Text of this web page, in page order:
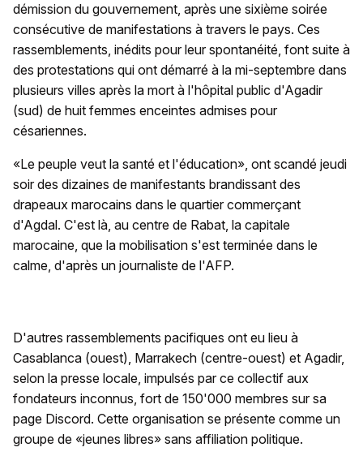
démission du gouvernement, après une sixième soirée
consécutive de manifestations à travers le pays. Ces
rassemblements, inédits pour leur spontanéité, font suite à
des protestations qui ont démarré à la mi-septembre dans
plusieurs villes après la mort à l'hôpital public d'Agadir
(sud) de huit femmes enceintes admises pour
césariennes.
«Le peuple veut la santé et l'éducation», ont scandé jeudi
soir des dizaines de manifestants brandissant des
drapeaux marocains dans le quartier commerçant
d'Agdal. C'est là, au centre de Rabat, la capitale
marocaine, que la mobilisation s'est terminée dans le
calme, d'après un journaliste de l'AFP.
D'autres rassemblements pacifiques ont eu lieu à
Casablanca (ouest), Marrakech (centre-ouest) et Agadir,
selon la presse locale, impulsés par ce collectif aux
fondateurs inconnus, fort de 150'000 membres sur sa
page Discord. Cette organisation se présente comme un
groupe de «jeunes libres» sans affiliation politique.